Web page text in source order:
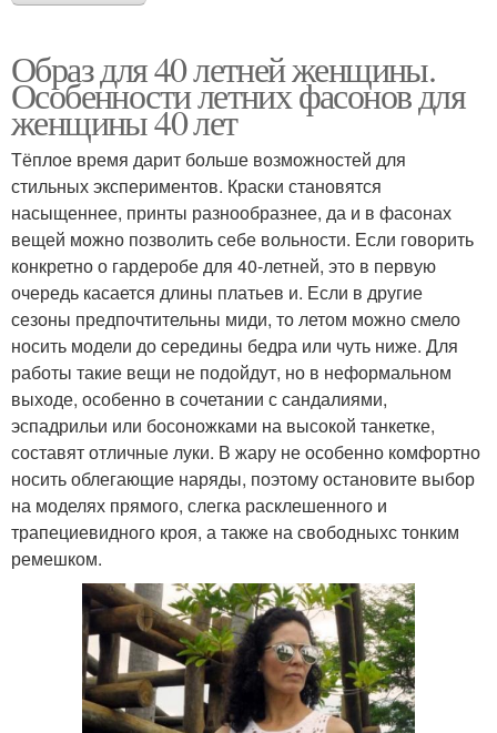
Образ для 40 летней женщины.
Особенности летних фасонов для
женщины 40 лет
Тёплое время дарит больше возможностей для
стильных экспериментов. Краски становятся
насыщеннее, принты разнообразнее, да и в фасонах
вещей можно позволить себе вольности. Если говорить
конкретно о гардеробе для 40-летней, это в первую
очередь касается длины платьев и. Если в другие
сезоны предпочтительны миди, то летом можно смело
носить модели до середины бедра или чуть ниже. Для
работы такие вещи не подойдут, но в неформальном
выходе, особенно в сочетании с сандалиями,
эспадрильи или босоножками на высокой танкетке,
составят отличные луки. В жару не особенно комфортно
носить облегающие наряды, поэтому остановите выбор
на моделях прямого, слегка расклешенного и
трапециевидного кроя, а также на свободныхс тонким
ремешком.